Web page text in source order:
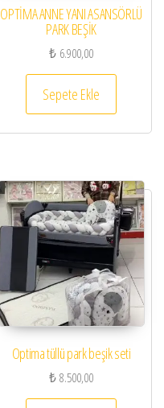
OPTİMA ANNE YANI ASANSÖRLÜ
PARK BEŞİK
₺ 6.900,00
Sepete Ekle
Optima tüllü park beşik seti
₺8.500,00